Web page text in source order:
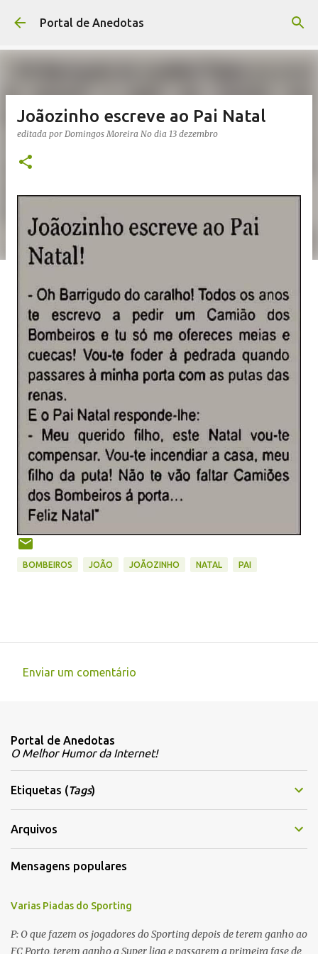
Avançar para o conteúdo principal
Portal de Anedotas
Joãozinho escreve ao Pai Natal
editada por Domingos Moreira No dia 13 dezembro
BOMBEIROS JOÃO JOÃOZINHO NATAL PAI
e
n
t
á
r
i
o
Enviar um comentário
Portal de Anedotas
O Melhor Humor da Internet!
Etiquetas (Tags)
Arquivos
Mensagens populares
Varias Piadas do Sporting
P: O que fazem os jogadores do Sporting depois de terem ganho ao